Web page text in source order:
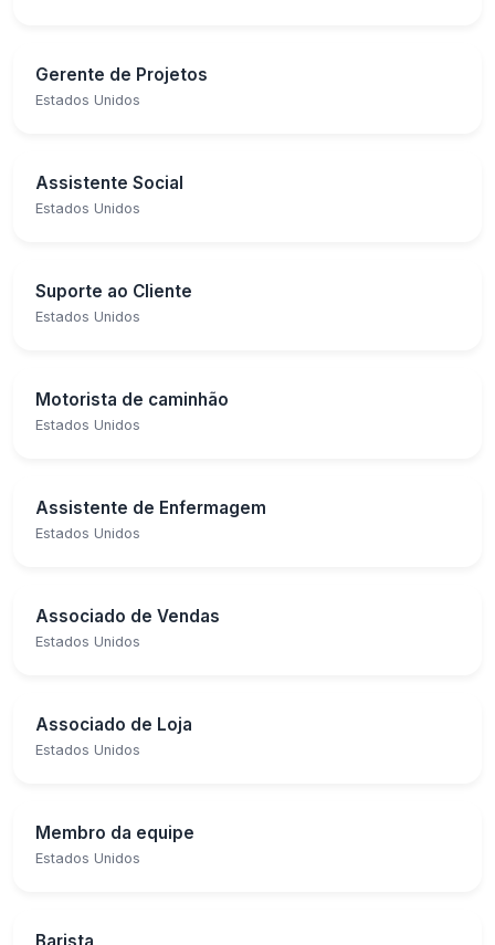
Gerente de Projetos
Estados Unidos
Assistente Social
Estados Unidos
Suporte ao Cliente
Estados Unidos
Motorista de caminhão
Estados Unidos
Assistente de Enfermagem
Estados Unidos
Associado de Vendas
Estados Unidos
Associado de Loja
Estados Unidos
Membro da equipe
Estados Unidos